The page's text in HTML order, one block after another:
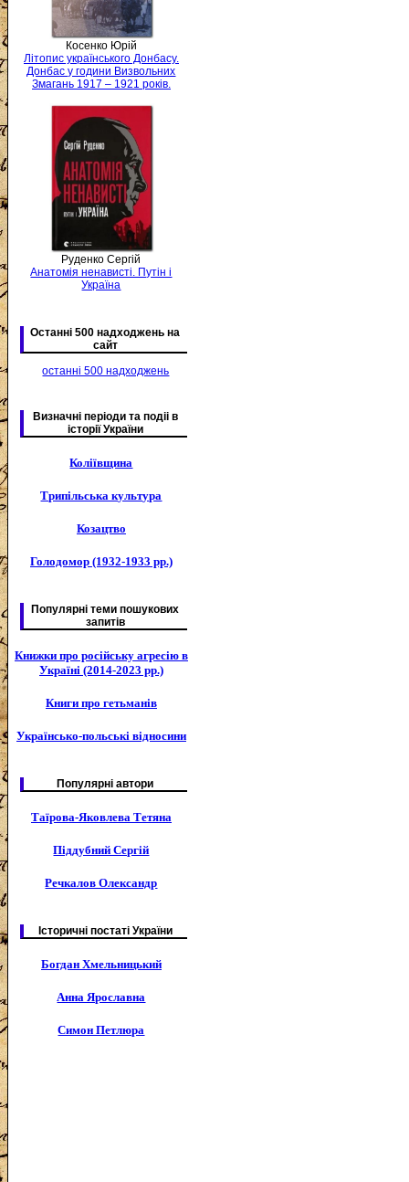
Косенко Юрій
Літопис українського Донбасу.
Донбас у години Визвольних
Змагань 1917 – 1921 років.
Руденко Сергій
Анатомія ненависті. Путін і
Україна
Останні 500 надходжень на
сайт
останні 500 надходжень
Визначні періоди та подіі в
історії України
Коліївщина
Трипільська культура
Козацтво
Голодомор (1932-1933 рр.)
Популярні теми пошукових
запитів
Книжки про російську агресію в
Україні (2014-2023 рр.)
Книги про гетьманів
Українсько-польські відносини
Популярні автори
Таїрова-Яковлева Тетяна
Піддубний Сергій
Речкалов Олександр
Історичні постаті України
Богдан Хмельницький
Анна Ярославна
Симон Петлюра